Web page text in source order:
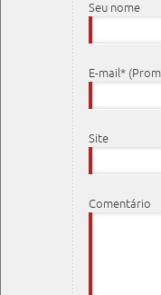
Seu nome
E-mail*
Site
Comentário